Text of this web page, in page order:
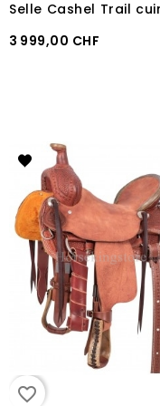
3 999,00 CHF
favorite_border